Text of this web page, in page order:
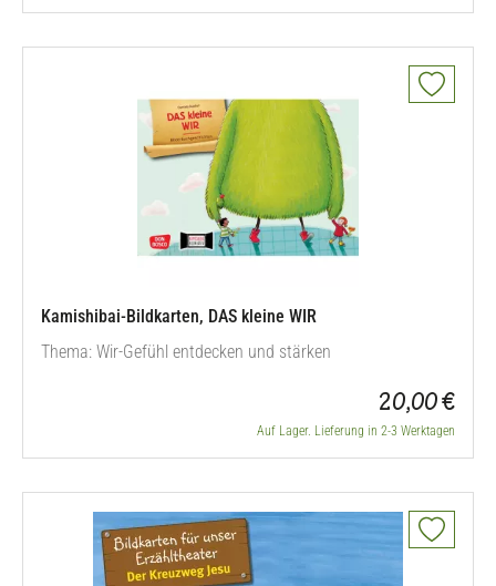
eher durch ihre Schusseligkeit als durch ihr angepasstes
Kamishibai-Bildkarten, DAS kleine WIR
Thema: Wir-Gefühl entdecken und stärken
20,00 €
Auf Lager. Lieferung in 2-3 Werktagen